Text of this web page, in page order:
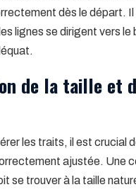
dès le départ.
lignes se dirigent vers
de la taille et
les traits, il est crucial
ajustée. Une
se trouver à la taille